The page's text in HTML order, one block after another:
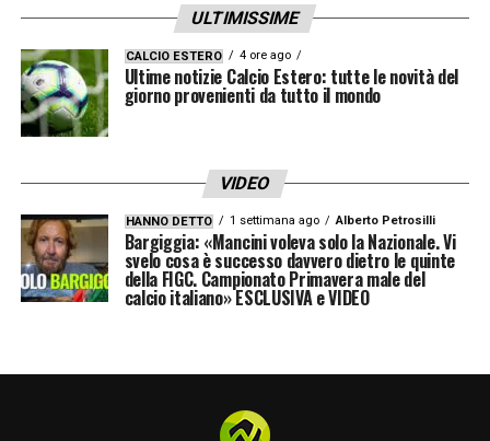
4′ Occasione di Kamara: palla fuori di poco
1′ Comincia il match
LA PLAYLIST DELLE NOSTRE TOP NEWS
ULTIMISSIME
CALCIO ESTERO 4 ore ago
Ultime notizie Calcio Estero: tutte le novità del
giorno provenienti da tutto il mondo
VIDEO
HANNO DETTO 1 settimana ago Alberto Petrosilli
Bargiggia: «Mancini voleva solo la Nazionale. Vi
svelo cosa è successo davvero dietro le quinte
della FIGC. Campionato Primavera male del
calcio italiano» ESCLUSIVA e VIDEO